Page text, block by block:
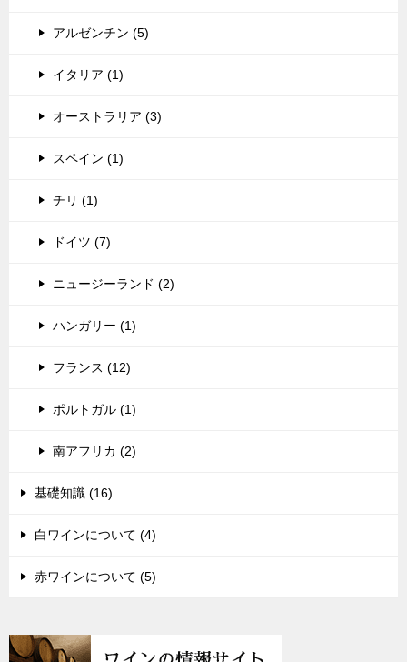
アルゼンチン (5)
イタリア (1)
オーストラリア (3)
スペイン (1)
チリ (1)
ドイツ (7)
ニュージーランド (2)
ハンガリー (1)
フランス (12)
ポルトガル (1)
南アフリカ (2)
基礎知識 (16)
白ワインについて (4)
赤ワインについて (5)